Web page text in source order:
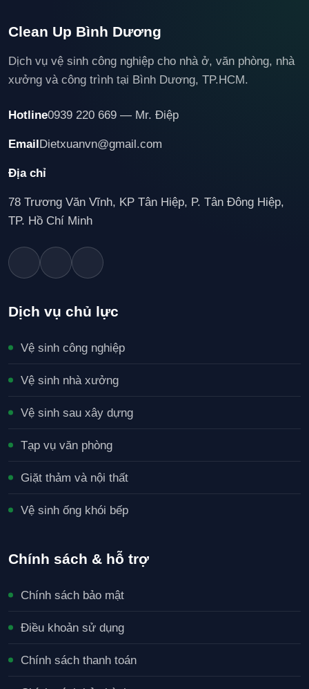
Clean Up Bình Dương
Dịch vụ vệ sinh công nghiệp cho nhà ở, văn phòng, nhà
xưởng và công trình tại Bình Dương, TP.HCM.
Hotline0939 220 669 — Mr. Điệp
Email Dietxuanvn@gmail.com
Địa chỉ
78 Trương Văn Vĩnh, KP Tân Hiệp, P. Tân Đông Hiệp,
TP. Hồ Chí Minh
Dịch vụ chủ lực
Vệ sinh công nghiệp
Vệ sinh nhà xưởng
Vệ sinh sau xây dựng
Tạp vụ văn phòng
Giặt thảm và nội thất
Vệ sinh ống khói bếp
Chính sách & hỗ trợ
Chính sách bảo mật
Điều khoản sử dụng
Chính sách thanh toán